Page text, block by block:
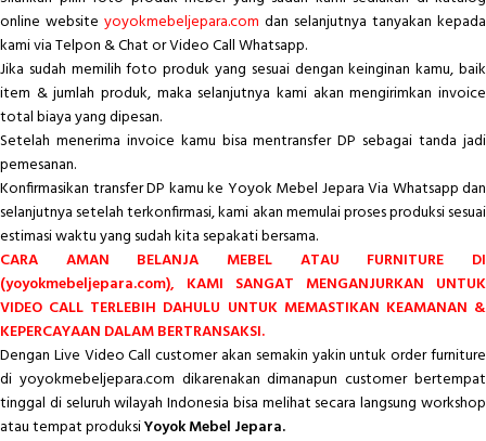
online website yoyokmebeljepara.com dan selanjutnya tanyakan kepada
kami via Telpon & Chat or Video Call Whatsapp.
Jika sudah memilih foto produk yang sesuai dengan keinginan kamu, baik
item & jumlah produk, maka selanjutnya kami akan mengirimkan invoice
total biaya yang dipesan.
Setelah menerima invoice kamu bisa mentransfer DP sebagai tanda jadi
pemesanan.
Konfirmasikan transfer DP kamu ke Yoyok Mebel Jepara Via Whatsapp dan
selanjutnya setelah terkonfirmasi, kami akan memulai proses produksi sesuai
estimasi waktu yang sudah kita sepakati bersama.
CARA AMAN BELANJA MEBEL ATAU FURNITURE DI
(yoyokmebeljepara.com), KAMI SANGAT MENGANJURKAN UNTUK
VIDEO CALL TERLEBIH DAHULU UNTUK MEMASTIKAN KEAMANAN &
KEPERCAYAAN DALAM BERTRANSAKSI.
Dengan Live Video Call customer akan semakin yakin untuk order furniture
di yoyokmebeljepara.com dikarenakan dimanapun customer bertempat
tinggal di seluruh wilayah Indonesia bisa melihat secara langsung workshop
atau tempat produksiYoyok Mebel Jepara.